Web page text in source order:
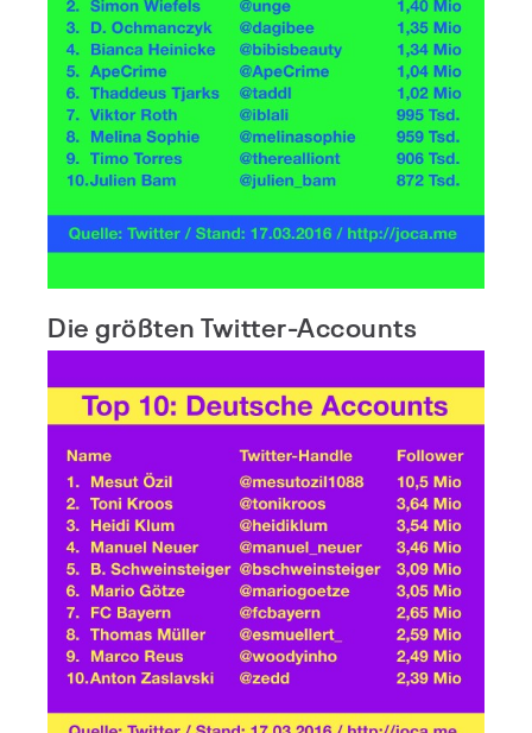
Die größten Twitter-Accounts